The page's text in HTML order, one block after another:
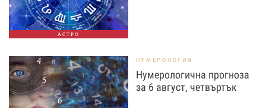
АСТРО
НУМЕРОЛОГИЯ
Нумерологична прогноза
за 6 август, четвъртък